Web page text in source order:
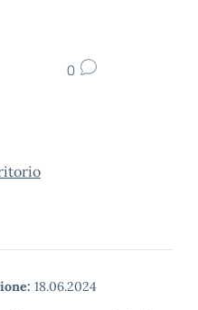
0
18.06.2024